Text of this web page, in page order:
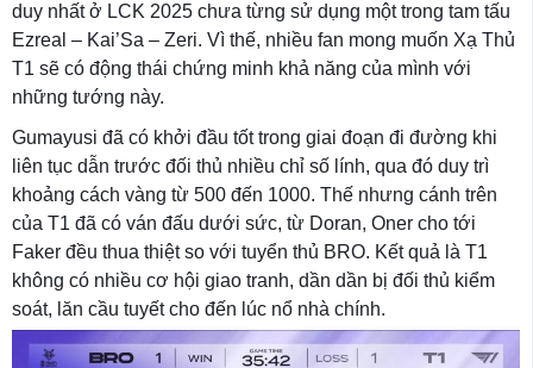
duy nhất ở LCK 2025 chưa từng sử dụng một trong tam tấu
Ezreal – Kai’Sa – Zeri. Vì thế, nhiều fan mong muốn Xạ Thủ
T1 sẽ có động thái chứng minh khả năng của mình với
những tướng này.
Gumayusi đã có khởi đầu tốt trong giai đoạn đi đường khi
liên tục dẫn trước đối thủ nhiều chỉ số lính, qua đó duy trì
khoảng cách vàng từ 500 đến 1000. Thế nhưng cánh trên
của T1 đã có ván đấu dưới sức, từ Doran, Oner cho tới
Faker đều thua thiệt so với tuyển thủ BRO. Kết quả là T1
không có nhiều cơ hội giao tranh, dần dần bị đối thủ kiểm
soát, lăn cầu tuyết cho đến lúc nổ nhà chính.